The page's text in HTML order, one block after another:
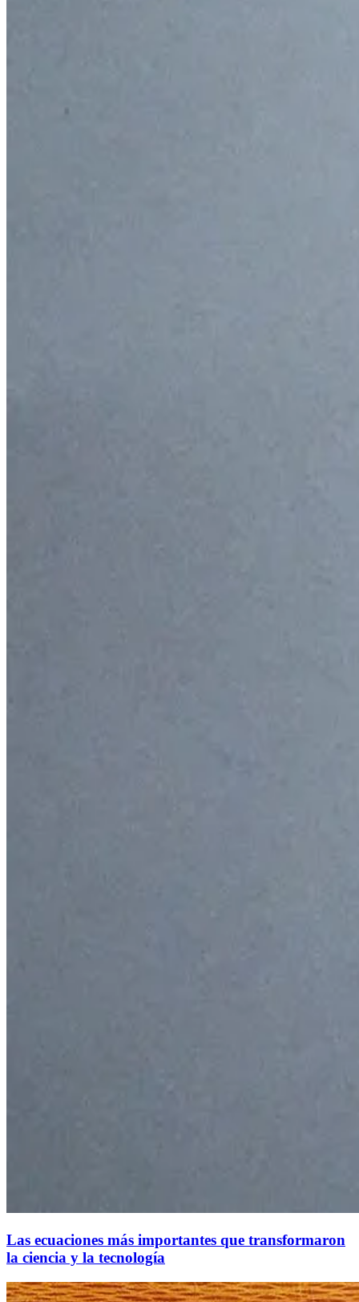
Las ecuaciones más importantes que transformaron
la ciencia y la tecnología